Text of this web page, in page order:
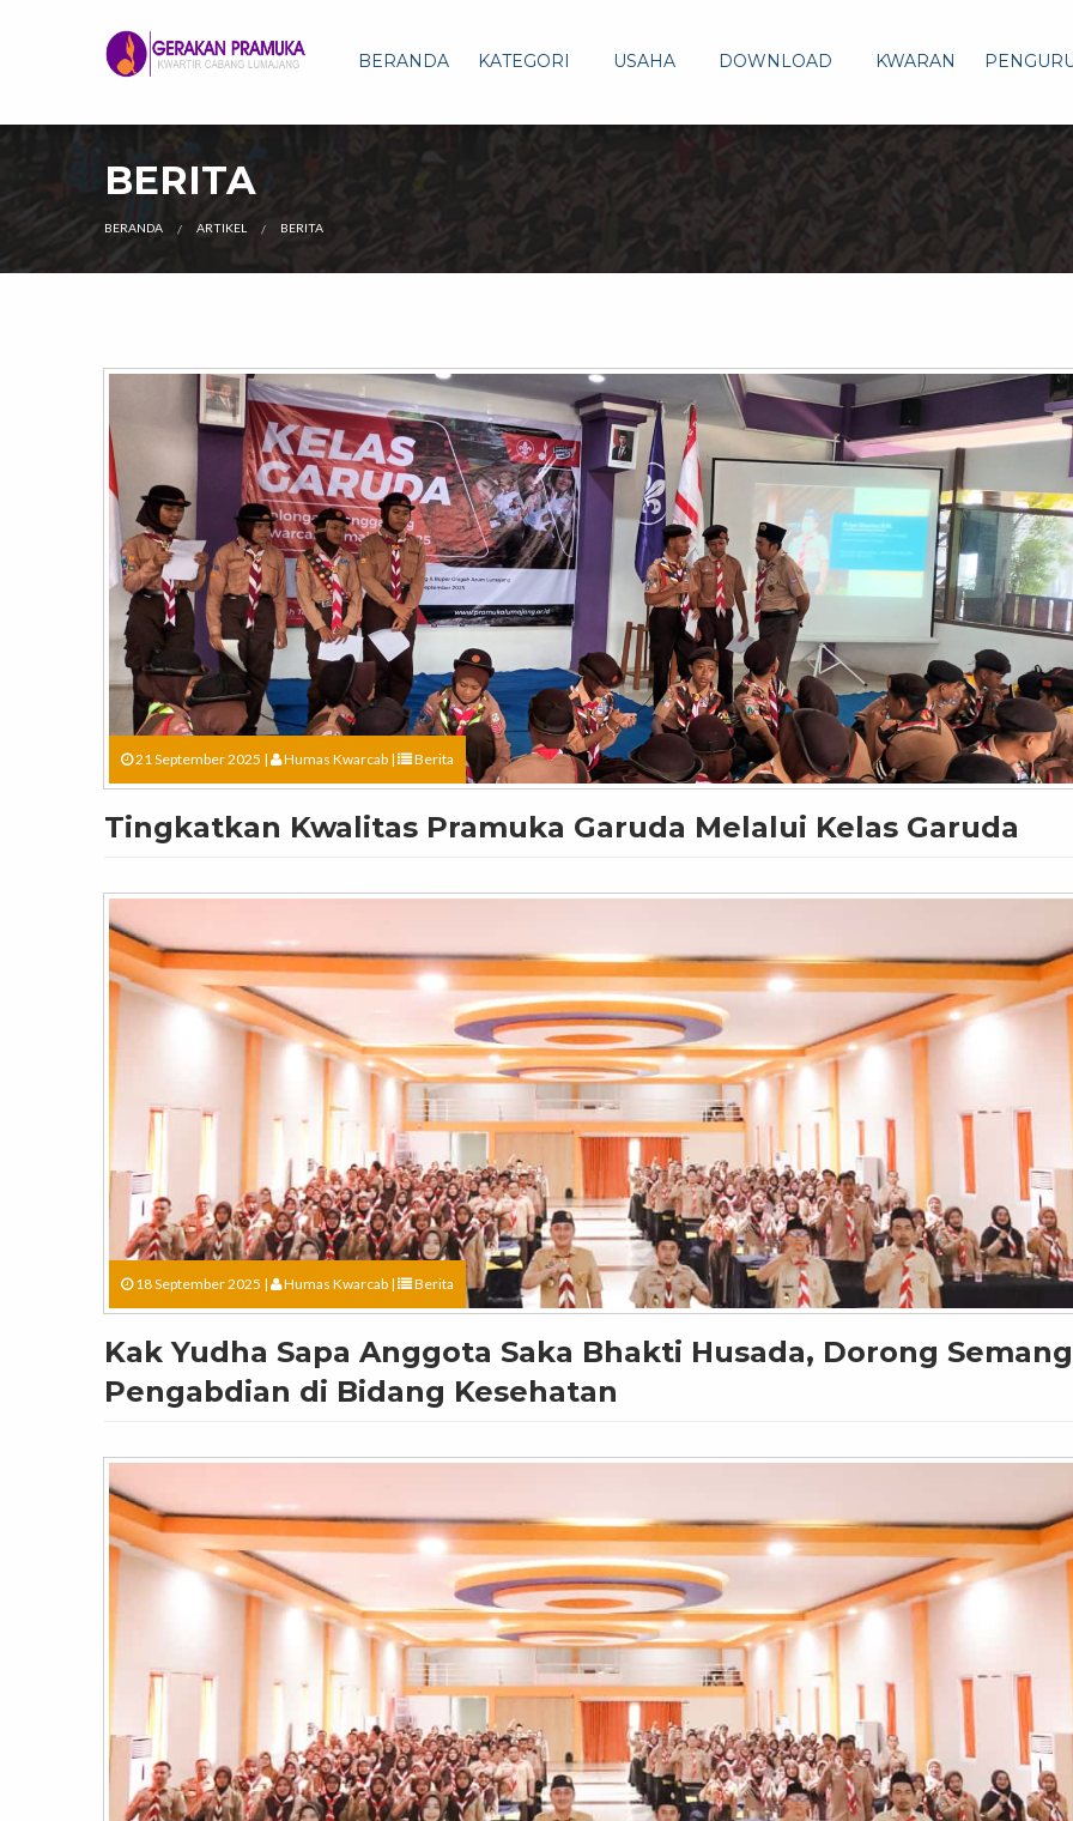
BERANDA KATEGORI USAHA DOWNLOAD KWARAN
BERITA
BERANDA ARTIKEL CURRENT:
BERITA
21 September 2025 | Humas Kwarcab | Berita
Tingkatkan Kwalitas Pramuka Garuda Melalui Kelas Garuda
18 September 2025 | Humas Kwarcab | Berita
Kak Yudha Sapa Anggota Saka Bhakti Husada, Dorong
Pengabdian di Bidang Kesehatan